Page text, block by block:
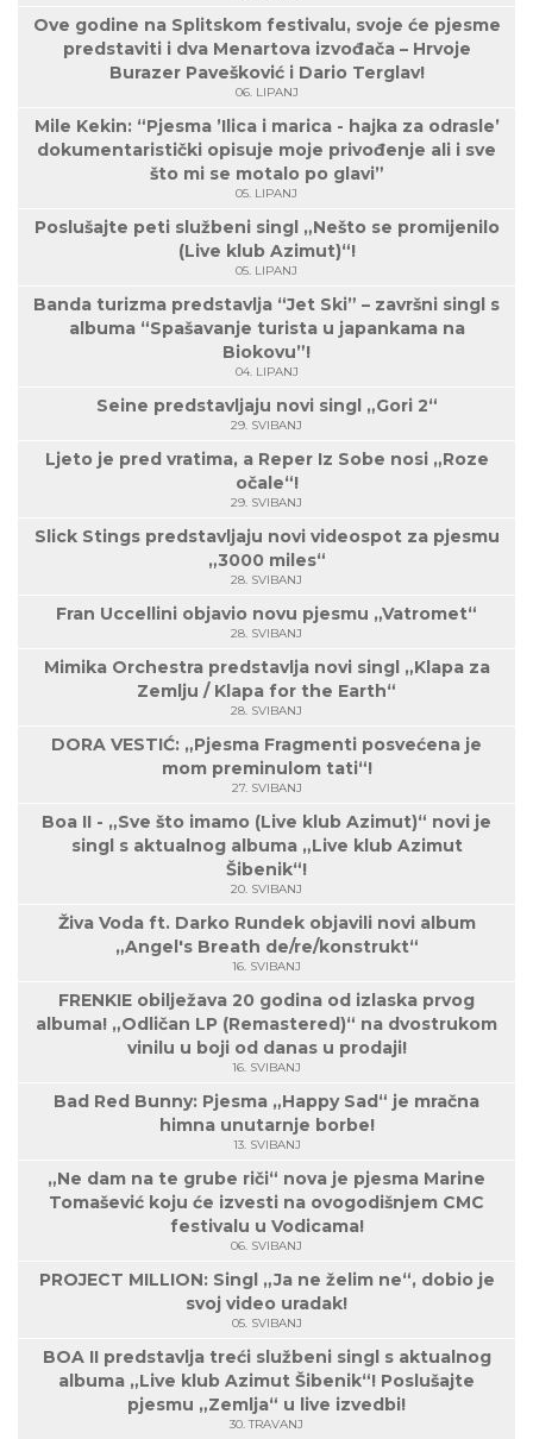
Ove godine na Splitskom festivalu, svoje će pjesme
predstaviti i dva Menartova izvođača – Hrvoje
Burazer Pavešković i Dario Terglav!
06. LIPANJ
Mile Kekin: “Pjesma ’Ilica i marica - hajka za odrasle’
dokumentaristički opisuje moje privođenje ali i sve
što mi se motalo po glavi”
05. LIPANJ
Poslušajte peti službeni singl „Nešto se promijenilo
(Live klub Azimut)“!
05. LIPANJ
Banda turizma predstavlja “Jet Ski” – završni singl s
albuma “Spašavanje turista u japankama na
Biokovu”!
04. LIPANJ
Seine predstavljaju novi singl „Gori 2“
29. SVIBANJ
Ljeto je pred vratima, a Reper Iz Sobe nosi „Roze
očale“!
29. SVIBANJ
Slick Stings predstavljaju novi videospot za pjesmu
„3000 miles“
28. SVIBANJ
Fran Uccellini objavio novu pjesmu „Vatromet“
28. SVIBANJ
Mimika Orchestra predstavlja novi singl „Klapa za
Zemlju / Klapa for the Earth“
28. SVIBANJ
DORA VESTIĆ: „Pjesma Fragmenti posvećena je
mom preminulom tati“!
27. SVIBANJ
Boa II - „Sve što imamo (Live klub Azimut)“ novi je
singl s aktualnog albuma „Live klub Azimut
Šibenik“!
20. SVIBANJ
Živa Voda ft. Darko Rundek objavili novi album
„Angel's Breath de/re/konstrukt“
16. SVIBANJ
FRENKIE obilježava 20 godina od izlaska prvog
albuma! „Odličan LP (Remastered)“ na dvostrukom
vinilu u boji od danas u prodaji!
16. SVIBANJ
Bad Red Bunny: Pjesma „Happy Sad“ je mračna
himna unutarnje borbe!
13. SVIBANJ
„Ne dam na te grube riči“ nova je pjesma Marine
Tomašević koju će izvesti na ovogodišnjem CMC
festivalu u Vodicama!
06. SVIBANJ
PROJECT MILLION: Singl „Ja ne želim ne“, dobio je
svoj video uradak!
05. SVIBANJ
BOA II predstavlja treći službeni singl s aktualnog
albuma „Live klub Azimut Šibenik“! Poslušajte
pjesmu „Zemlja“ u live izvedbi!
30. TRAVANJ